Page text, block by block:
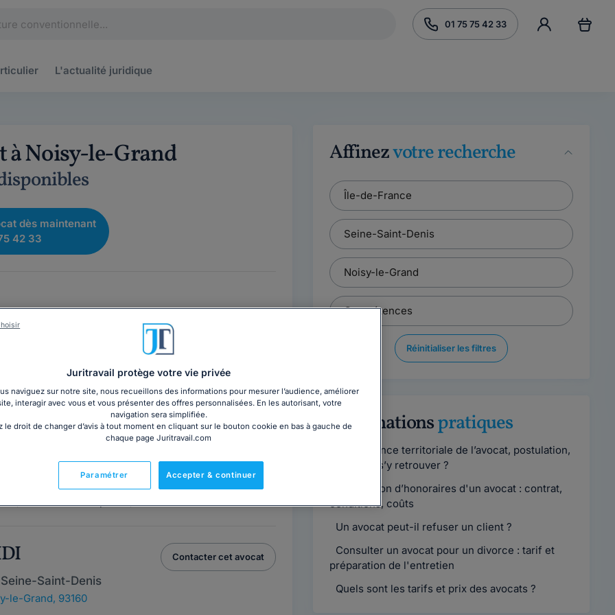
01 75 75 42 33
L'actualité juridique
à Noisy-le-Grand
dès maintenant
42 33
sur l’annuaire Juritravail Avocats sont
: consultation par téléphone ou rendez-vous en
filtrer votre sélection par compétences pour
convient.
Saint-Denis
Contacter ce cabinet
est un cabinet jeune et dynamique intervenant dans
droits des entreprises, droit...
Saint-Denis
le-Grand, 93160
Contacter cet avocat
Affinezvotre recherche
Réinitialiser les filtres
Informationspratiques
Compétence territoriale de l’avocat, postulation,
comment s’y retrouver ?
Convention d’honoraires d'un avocat : contrat,
conditions, coûts
Un avocat peut-il refuser un client ?
Consulter un avocat pour un divorce : tarif et
préparation de l'entretien
Quels sont les tarifs et prix des avocats ?
Juritravail protège votre vie privée
naviguez sur notre site, nous recueillons des informations pour mesurer l’audience, améliorer
interagir avec vous et vous présenter des offres personnalisées. En les autorisant, votre
navigation sera simplifiée.
le droit de changer d’avis à tout moment en cliquant sur le bouton cookie en bas à gauche de
chaque page Juritravail.com
Accepter & continuer
Paramétrer